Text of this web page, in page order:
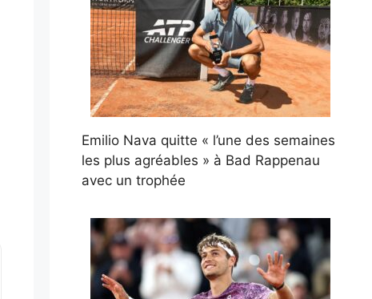
Emilio Nava quitte « l’une des semaines
les plus agréables » à Bad Rappenau
avec un trophée